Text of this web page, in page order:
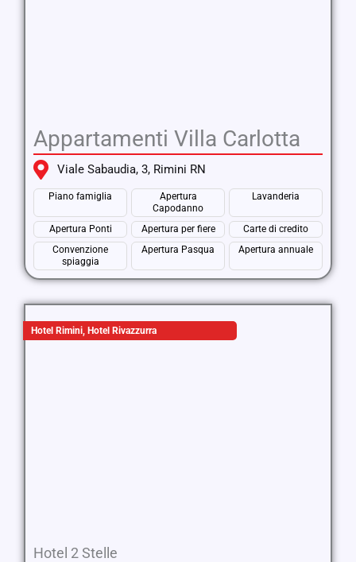
Appartamenti Villa Carlotta
Viale Sabaudia, 3, Rimini RN
Piano famiglia
Apertura
Capodanno
Lavanderia
Apertura Ponti Apertura per fiere
Carte di credito
Convenzione
spiaggia
Apertura Pasqua Apertura annuale
Hotel Rimini, Hotel Rivazzurra
Hotel 2 Stelle